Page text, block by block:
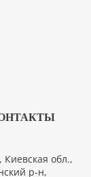
Киевская обл.,
р-н,